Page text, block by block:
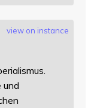
view on instance
und